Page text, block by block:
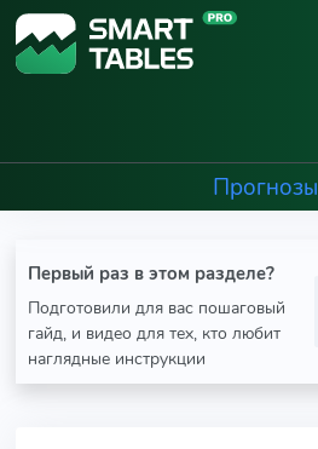
Прогнозы
Первый раз в этом разделе?
Подготовили для вас пошаговый
гайд, и видео для тех, кто любит
наглядные инструкции